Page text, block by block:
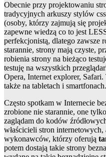
Obecnie przy projektowaniu
tradycyjnych arkuszy stylów
(osoby, którzy zajmują się
zapewne wiedzą co to jest
perfekcjonistą, dlatego zawsze
starannie, strony mają czyste,
robienia strony na bieżąco
testuję na wszystkich
Opera, Internet explorer,
także na tabletach i smartfonach.
Często spotkam w Internecie
zrobione nie starannie, one
zaglądam do kodów
właścicieli stron
wykonawców, którzy oferują
potem dostają takie strony